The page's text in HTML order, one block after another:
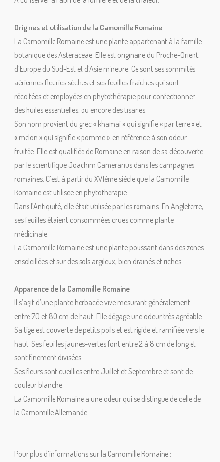
Origines et utilisation de la Camomille Romaine
La Camomille Romaine est une plante appartenant à la famille
botanique des Asteraceae. Elle est originaire du Proche-Orient,
d’Europe du Sud-Est et d’Asie mineure. Ce sont ses sommités
aériennes fleuries sèches et ses feuilles fraiches qui sont
récoltées et employées en phytothérapie pour confectionner
des huiles essentielles, ou encore des tisanes.
Son nom provient du grec « khamai » qui signifie « par terre » et
« melon » qui signifie « pomme », en référence à son odeur
fruitée. Elle est qualifiée de Romaine en raison de sa découverte
par le scientifique Joachim Camerarius dans les campagnes
romaines. C’est à partir du XVIème siècle que la Camomille
Romaine est utilisée en phytothérapie.
Dans l’Antiquité, elle était utilisée par les romains. En Angleterre,
ses feuilles étaient consommées crues comme plante
médicinale.
La Camomille Romaine est une plante poussant dans des zones
ensoleillées et sur des sols argileux, bien drainés et riches.
Apparence de la Camomille Romaine
Il s’agit d’une plante herbacée vive mesurant généralement
entre 70 et 80 cm de haut. Elle dégage une odeur très agréable.
Sa tige est couverte de petits poils et est rigide et ramifiée vers le
haut. Ses feuilles jaunes-vertes font entre 2 à 8 cm de long et
sont finement divisées.
Ses fleurs sont cueillies entre Juillet et Septembre et sont de
couleur blanche.
La Camomille Romaine a une odeur qui se distingue de celle de
la Camomille Allemande.
Pour plus d’informations sur la Camomille Romaine :